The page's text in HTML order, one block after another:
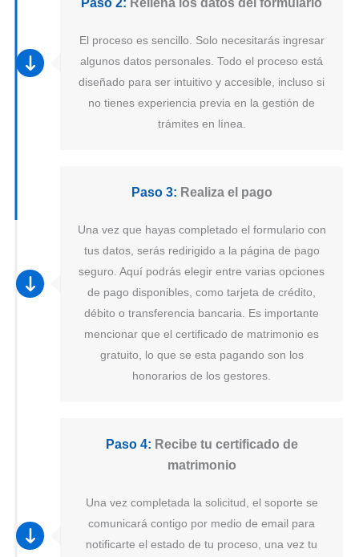
El proceso es sencillo. Solo necesitarás ingresar
algunos datos personales. Todo el proceso está
diseñado para ser intuitivo y accesible, incluso si
no tienes experiencia previa en la gestión de
trámites en línea.
Paso 3: Realiza el pago
Una vez que hayas completado el formulario con
tus datos, serás redirigido a la página de pago
seguro. Aquí podrás elegir entre varias opciones
de pago disponibles, como tarjeta de crédito,
débito o transferencia bancaria. Es importante
mencionar que el certificado de matrimonio es
gratuito, lo que se esta pagando son los
honorarios de los gestores.
Paso 4: Recibe tu certificado de
matrimonio
Una vez completada la solicitud, el soporte se
comunicará contigo por medio de email para
notificarte el estado de tu proceso, una vez tu